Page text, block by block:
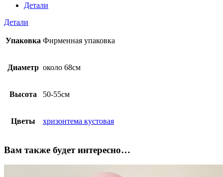
Детали
Детали
Упаковка Фирменная упаковка
Диаметр около 68см
Высота 50-55см
Цветы хризонтема кустовая
Вам также будет интересно…